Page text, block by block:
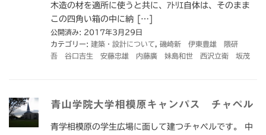
木造の材を適所に使うと共に、ｱﾄﾘｴ自体は、そのまま
この四角い箱の中に納 […]
公開済み: 2017年3月29日
カテゴリー: 建築・設計について
磯崎新 伊東豊雄 隈研
吾 谷口吉生 安藤忠雄 内藤廣 妹島和世 西沢立衛 坂茂
青山学院大学相模原キャンパス チャペル
青学相模原の学生広場に面して建つチャペルです。 中